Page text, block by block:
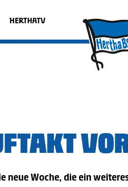
HERTHATV
neue Woche, die ein